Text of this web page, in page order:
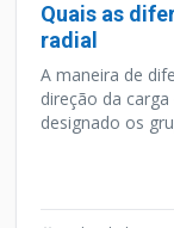
Quais as
radial
A maneira de
direção da
designado os